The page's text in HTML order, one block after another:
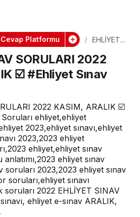
Platformu
EHLİYET
SORULARI
2022
KASIM,
Sınav
Soruları
SORULARI 2022
☑️ #Ehliyet Sınav
2022 KASIM, ARALIK ☑️
ehliyet,ehliyet
2023,ehliyet sınavı,ehliyet
2023,2023 ehliyet
ehliyet,ehliyet sınav
ehliyet sınav
soruları 2023,2023 ehliyet sınav
soruları,ehliyet sınavı
soruları 2022 EHLİYET SINAV
ehliyet e-sınav ARALIK,